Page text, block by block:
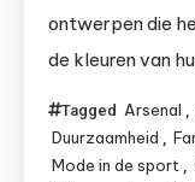
ontwerpen die
de kleuren van
Tagged Arsenal ,
Duurzaamheid ,
Mode in de sport ,